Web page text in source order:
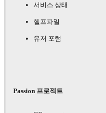
서비스 상태
헬프파일
유저 포럼
Passion 프로젝트